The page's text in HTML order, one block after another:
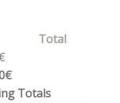
Total
€
€
Totals